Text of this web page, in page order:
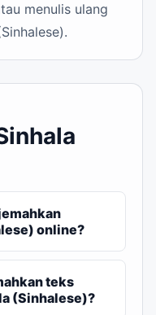
menulis ulang
online?
teks
(Sinhalese)?